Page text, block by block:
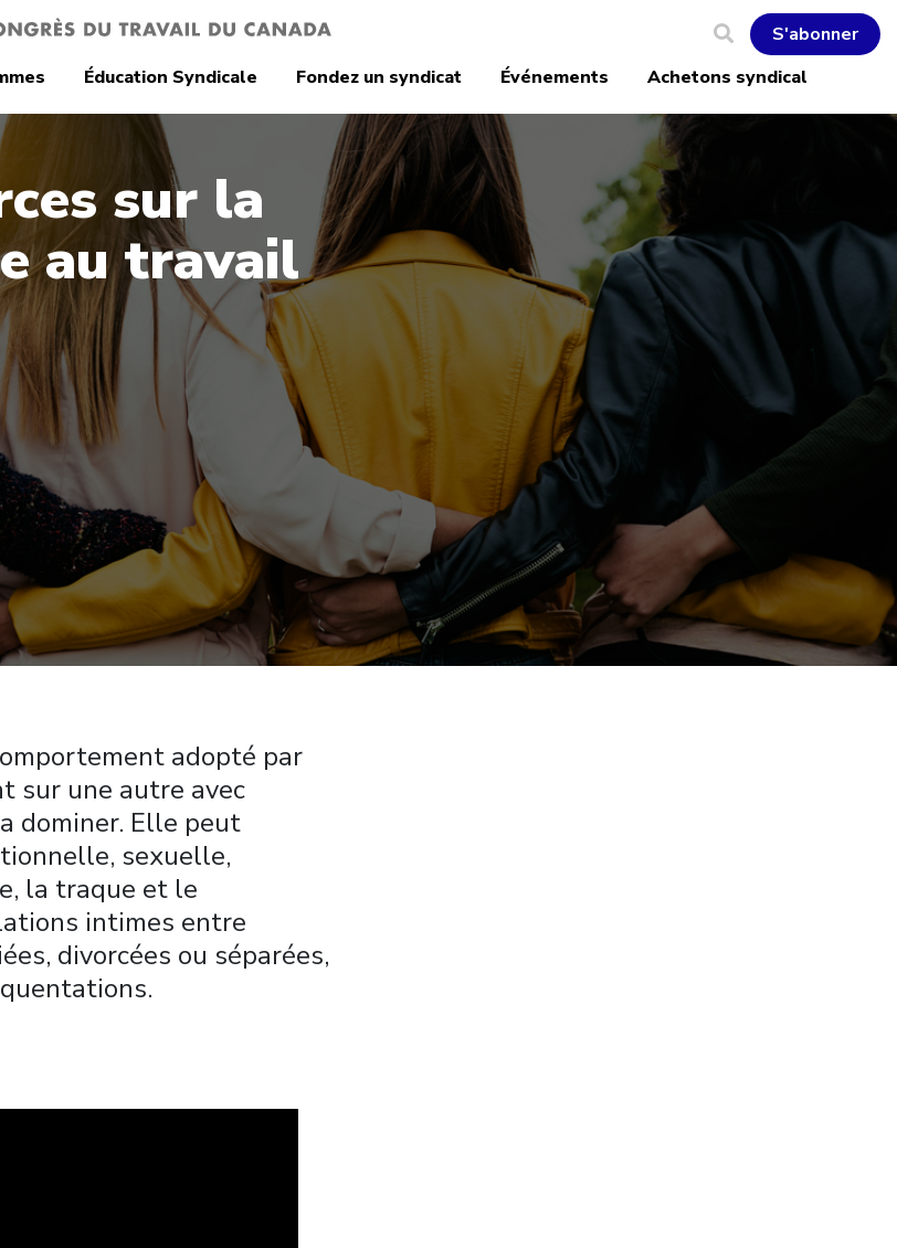
S'abonner
Éducation Syndicale Fondez un syndicat Événements Achetons syndical
sur la
au travail
adopté par
sur une autre avec
dominer. Elle peut
sexuelle,
la traque et le
intimes entre
divorcées ou séparées,